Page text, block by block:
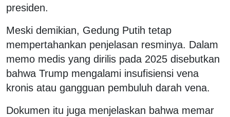
presiden.
Meski demikian, Gedung Putih tetap
mempertahankan penjelasan resminya. Dalam
memo medis yang dirilis pada 2025 disebutkan
bahwa Trump mengalami insufisiensi vena
kronis atau gangguan pembuluh darah vena.
Dokumen itu juga menjelaskan bahwa memar